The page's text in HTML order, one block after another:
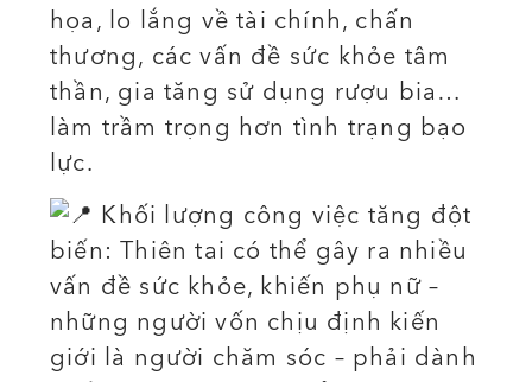
họa, lo lắng về tài chính, chấn
thương, các vấn đề sức khỏe tâm
thần, gia tăng sử dụng rượu bia…
làm trầm trọng hơn tình trạng bạo
lực.
Khối lượng công việc tăng đột
biến: Thiên tai có thể gây ra nhiều
vấn đề sức khỏe, khiến phụ nữ –
những người vốn chịu định kiến
giới là người chăm sóc – phải dành